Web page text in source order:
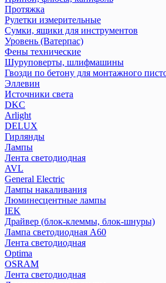
Протяжка
Рулетки измерительные
Сумки, ящики для инструментов
Уровень (Ватерпас)
Фены технические
Шуруповерты, шлифмашины
Гвозди по бетону для монтажного
Эллевин
Источники света
DKC
Arlight
DELUX
Гирлянды
Лампы
Лента светодиодная
AVL
General Electric
Лампы накаливания
Люминесцентные лампы
IEK
Драйвер (блок-клеммы, блок-шнуры)
Лампа светодиодная А60
Лента светодиодная
Optima
OSRAM
Лента светодиодная